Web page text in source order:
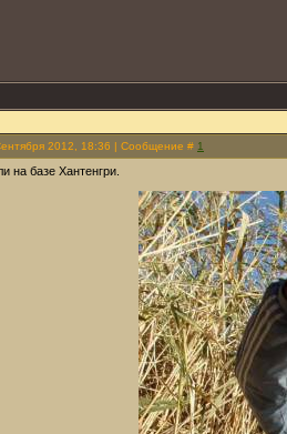
2012, 18:36 | Сообщение # 1
на базе Хантенгри.